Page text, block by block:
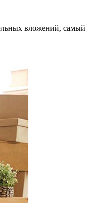
вложений, самый